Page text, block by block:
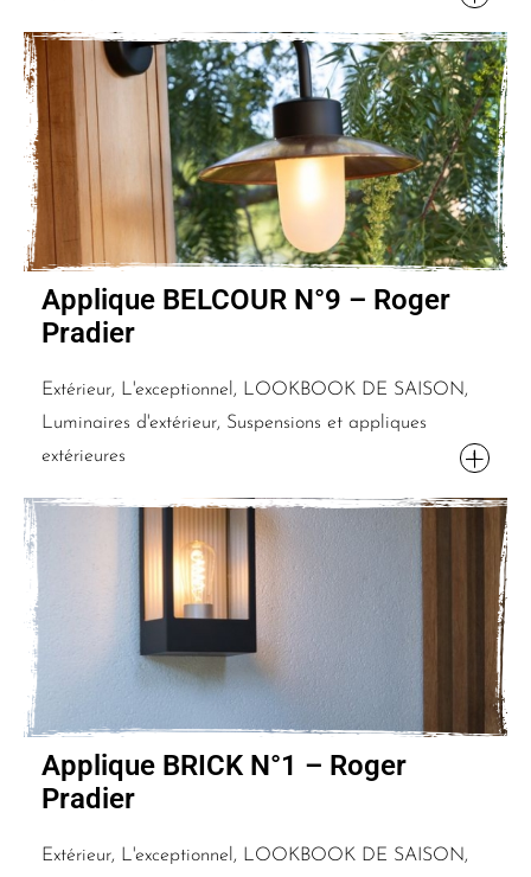
Applique BELCOUR N°9 – Roger
Pradier
Extérieur, L'exceptionnel, LOOKBOOK DE SAISON,
Luminaires d'extérieur, Suspensions et appliques
extérieures
Applique BRICK N°1 – Roger
Pradier
Extérieur, L'exceptionnel, LOOKBOOK DE SAISON,